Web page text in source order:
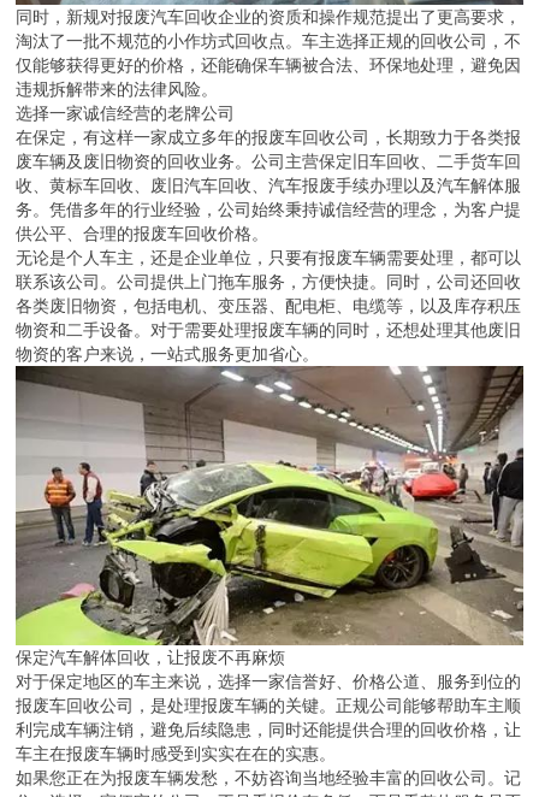
同时，新规对报废汽车回收企业的资质和操作规范提出了更高要求，
淘汰了一批不规范的小作坊式回收点。车主选择正规的回收公司，不
仅能够获得更好的价格，还能确保车辆被合法、环保地处理，避免因
违规拆解带来的法律风险。
选择一家诚信经营的老牌公司
在保定，有这样一家成立多年的报废车回收公司，长期致力于各类报
废车辆及废旧物资的回收业务。公司主营保定旧车回收、二手货车回
收、黄标车回收、废旧汽车回收、汽车报废手续办理以及汽车解体服
务。凭借多年的行业经验，公司始终秉持诚信经营的理念，为客户提
供公平、合理的报废车回收价格。
无论是个人车主，还是企业单位，只要有报废车辆需要处理，都可以
联系该公司。公司提供上门拖车服务，方便快捷。同时，公司还回收
各类废旧物资，包括电机、变压器、配电柜、电缆等，以及库存积压
物资和二手设备。对于需要处理报废车辆的同时，还想处理其他废旧
物资的客户来说，一站式服务更加省心。
保定汽车解体回收，让报废不再麻烦
对于保定地区的车主来说，选择一家信誉好、价格公道、服务到位的
报废车回收公司，是处理报废车辆的关键。正规公司能够帮助车主顺
利完成车辆注销，避免后续隐患，同时还能提供合理的回收价格，让
车主在报废车辆时感受到实实在在的实惠。
如果您正在为报废车辆发愁，不妨咨询当地经验丰富的回收公司。记